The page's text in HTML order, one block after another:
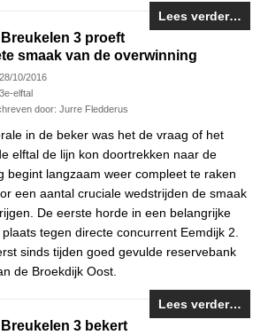
Lees verder…
Breukelen 3 proeft
smaak van de overwinning
28/10/2016
3e-elftal
door: Jurre Fledderus
in de beker was het de vraag of het
elftal de lijn kon doortrekken naar de
begint langzaam weer compleet te raken
een aantal cruciale wedstrijden de smaak
De eerste horde in een belangrijke
tegen directe concurrent Eemdijk 2.
sinds tijden goed gevulde reservebank
de Broekdijk Oost.
Lees verder…
Breukelen 3 bekert